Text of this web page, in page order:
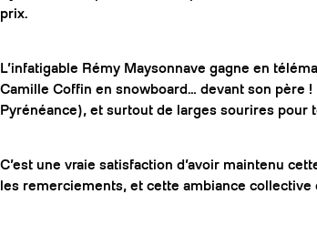
prix.
L’infatigable Rémy Maysonnave gagne en
Camille Coffin en snowboard… devant son père
Pyrénéance), et surtout de larges sourires pour
C’est une vraie satisfaction d’avoir maintenu
les remerciements, et cette ambiance